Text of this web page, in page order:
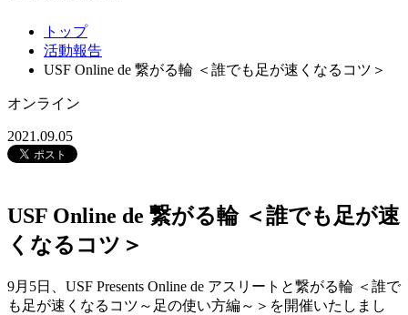
トップ
活動報告
USF Online de 繋がる輪 ＜誰でも足が速くなるコツ＞
オンライン
2021.09.05
USF Online de 繋がる輪 ＜誰でも足が速
くなるコツ＞
9月5日、USF Presents Online de アスリートと繋がる輪 ＜誰で
も足が速くなるコツ～足の使い方編～＞を開催いたしまし